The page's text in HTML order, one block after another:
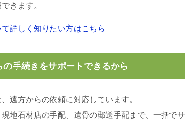
きます。
詳しく知りたい方はこちら
手続きをサポートできるから
遠方からの依頼に対応しています。
地石材店の手配、遺骨の郵送手配まで、一括で